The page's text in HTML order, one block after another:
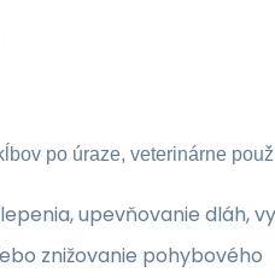
po úraze, veterinárne
upevňovanie dláh,
znižovanie pohybového